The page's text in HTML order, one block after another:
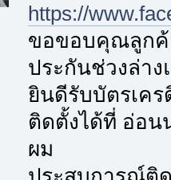
https://
ขอขอบคุณลูกค้
ประกันช่วงล่า
ยินดีรับบัตรเค
ติดตั้งได้ที่ อ่อน
ผม